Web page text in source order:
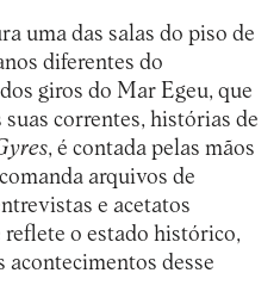
uma das salas do piso de
diferentes do
giros do Mar Egeu, que
correntes, histórias de
, é contada pelas mãos
arquivos de
e acetatos
reflete o estado histórico,
acontecimentos desse